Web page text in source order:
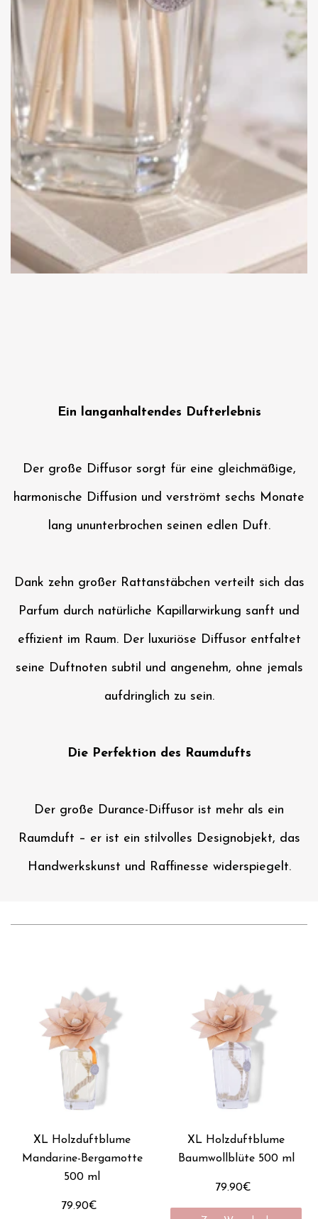
Ein langanhaltendes Dufterlebnis
Der große Diffusor sorgt für eine gleichmäßige,
harmonische Diffusion und verströmt sechs Monate
lang ununterbrochen seinen edlen Duft.
Dank zehn großer Rattanstäbchen verteilt sich das
Parfum durch natürliche Kapillarwirkung sanft und
effizient im Raum. Der luxuriöse Diffusor entfaltet
seine Duftnoten subtil und angenehm, ohne jemals
aufdringlich zu sein.
Die Perfektion des Raumdufts
Der große Durance-Diffusor ist mehr als ein
Raumduft – er ist ein stilvolles Designobjekt, das
Handwerkskunst und Raffinesse widerspiegelt.
XL Holzduftblume
Mandarine-Bergamotte
500 ml
79.90€
XL Holzduftblume
Baumwollblüte 500 ml
79.90€